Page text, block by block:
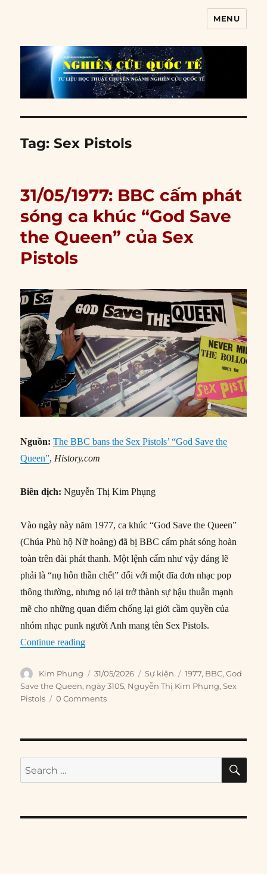
MENU
Tag:Sex Pistols
31/05/1977: BBC cấm phát
sóng ca khúc “God Save
the Queen” của Sex
Pistols
Nguồn:The BBC bans the Sex Pistols’ “God Save the
Queen”, History.com
Biên dịch: Nguyễn Thị Kim Phụng
Vào ngày này năm 1977, ca khúc “God Save the Queen”
(Chúa Phù hộ Nữ hoàng) đã bị BBC cấm phát sóng hoàn
toàn trên đài phát thanh. Một lệnh cấm như vậy đáng lẽ
phải là “nụ hôn thần chết” đối với một đĩa đơn nhạc pop
thông thường, nhưng nó lại trở thành sự hậu thuẫn mạnh
mẽ cho những quan điểm chống lại giới cầm quyền của
nhóm nhạc punk người Anh mang tên Sex Pistols.
Continue reading“31/05/1977: BBC cấm phát sóng ca khúc
Author
Kim Phụng
Posted
on
31/05/2026 Categories
Sự kiện Tags
1977, BBC,God
Save the Queen, ngày 3105, Nguyễn Thị Kim Phụng,Sex
Pistols
0 Comments
Search
for: